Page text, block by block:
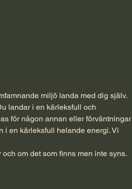
miljö landa med dig själv.
landar i en kärleksfull och
för någon annan eller förväntningar
i en kärleksfull helande energi. Vi
om det som finns men inte syns.